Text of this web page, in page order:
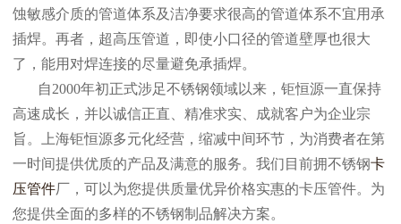
蚀敏感介质的管道体系及洁净要求很高的管道体系不宜用承
插焊。再者，超高压管道，即使小口径的管道壁厚也很大
了，能用对焊连接的尽量避免承插焊。
自2000年初正式涉足不锈钢领域以来，钜恒源一直保持
高速成长，并以诚信正直、精准求实、成就客户为企业宗
旨。上海钜恒源多元化经营，缩减中间环节，为消费者在第
一时间提供优质的产品及满意的服务。我们目前拥不锈钢卡
压管件厂，可以为您提供质量优异价格实惠的卡压管件。为
您提供全面的多样的不锈钢制品解决方案。